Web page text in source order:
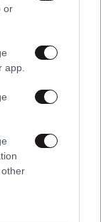
or
app.